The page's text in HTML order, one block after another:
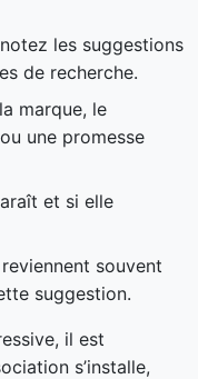
les suggestions
de recherche.
marque, le
une promesse
et si elle
souvent
suggestion.
il est
s’installe,